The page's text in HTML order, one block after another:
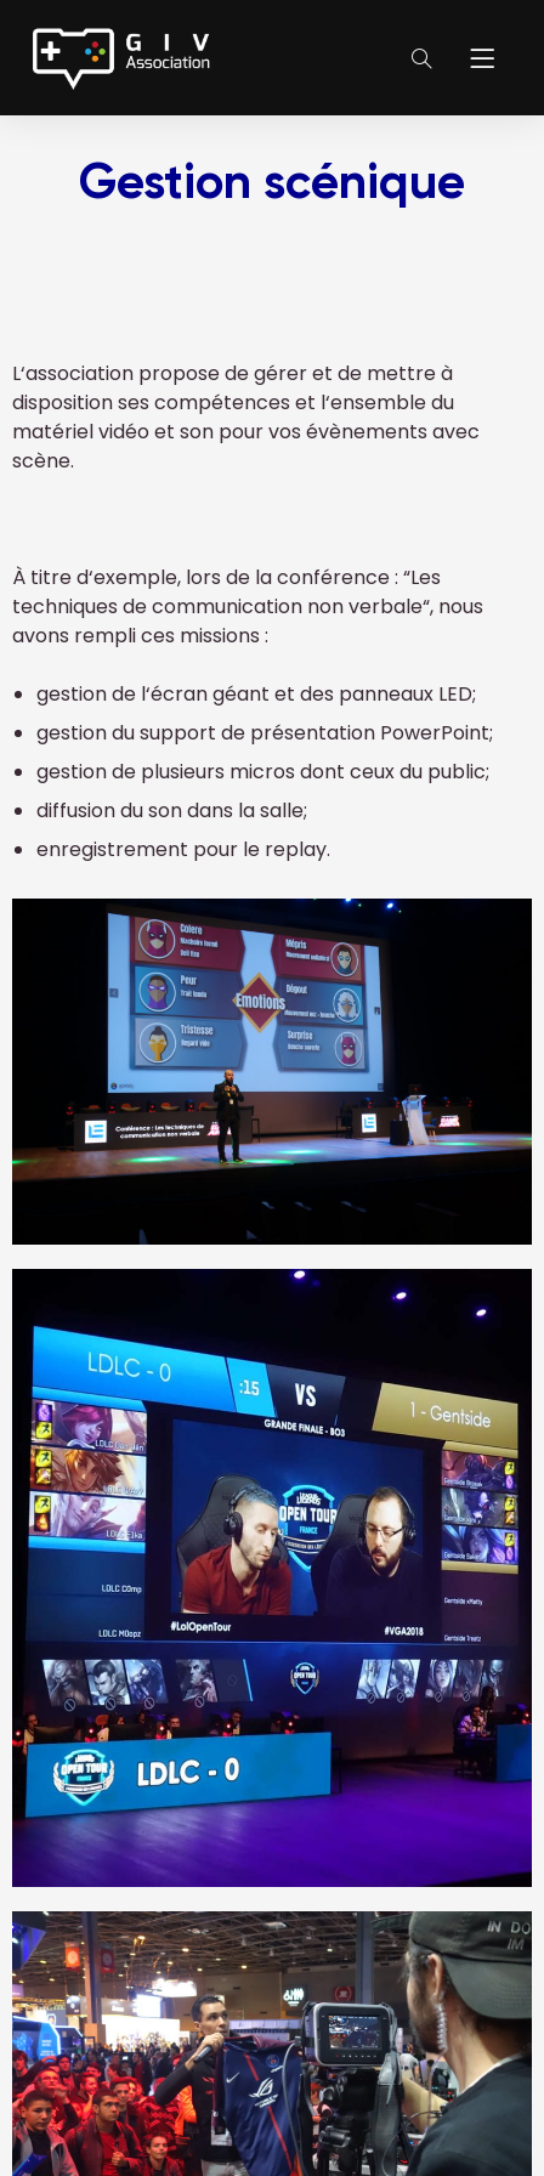
Gestion scénique
L‘association propose de gérer et de mettre à
disposition ses compétences et l‘ensemble du
matériel vidéo et son pour vos évènements avec
scène.
À titre d‘exemple, lors de la conférence : “Les
techniques de communication non verbale“, nous
avons rempli ces missions :
gestion de l‘écran géant et des panneaux LED;
gestion du support de présentation PowerPoint;
gestion de plusieurs micros dont ceux du public;
diffusion du son dans la salle;
enregistrement pour le replay.